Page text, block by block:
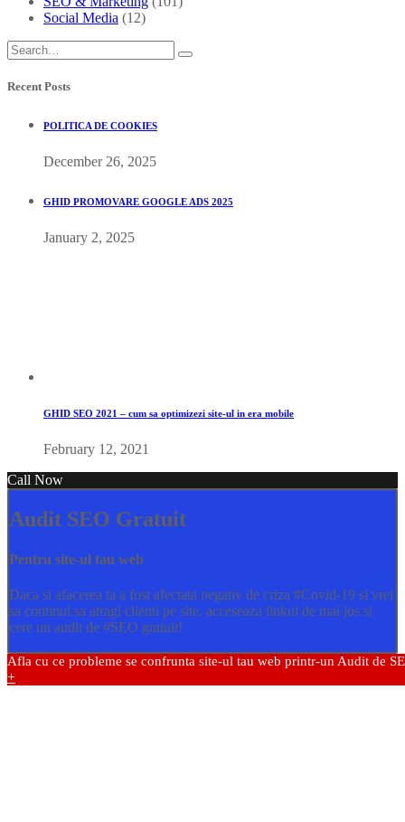
Social Media (12)
Recent Posts
POLITICA DE COOKIES
December 26, 2025
GHID PROMOVARE GOOGLE ADS 2025
January 2, 2025
GHID SEO 2021 – cum sa optimizezi site-ul in era mobile
February 12, 2021
Call Now
Audit SEO Gratuit
Pentru site-ul tau web
Daca si afacerea ta a fost afectata negativ de criza #Covid-19 si vrei
sa continui sa atragi clienti pe site, acceseaza linkul de mai jos si
cere un audit de #SEO gratuit!
Afla cu ce probleme se confrunta site-ul tau web printr-un Audit de
+